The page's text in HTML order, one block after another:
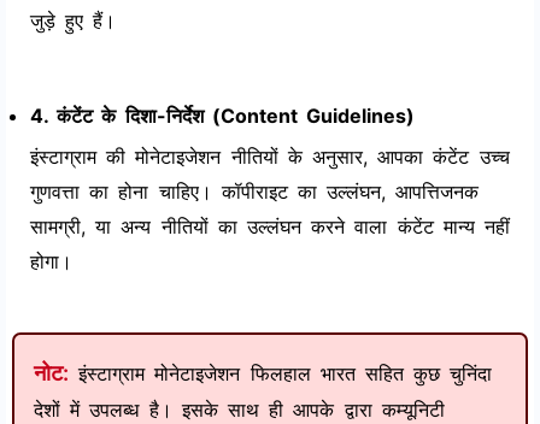
जुड़े हुए हैं।
4. कंटेंट के दिशा-निर्देश (Content Guidelines)
इंस्टाग्राम की मोनेटाइजेशन नीतियों के अनुसार, आपका कंटेंट उच्च
गुणवत्ता का होना चाहिए। कॉपीराइट का उल्लंघन, आपत्तिजनक
सामग्री, या अन्य नीतियों का उल्लंघन करने वाला कंटेंट मान्य नहीं
होगा।
नोट: इंस्टाग्राम मोनेटाइजेशन फिलहाल भारत सहित कुछ चुनिंदा
देशों में उपलब्ध है। इसके साथ ही आपके द्वारा कम्यूनिटी